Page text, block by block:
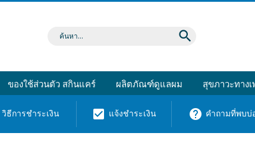
search
ของใช้ส่วนตัว สกินแคร์ ผลิตภัณฑ์ดูแลผม สุขภาวะทาง
วิธีการชำระเงิน check_box แจ้งชำระเงิน help คำถามที่พบบ่